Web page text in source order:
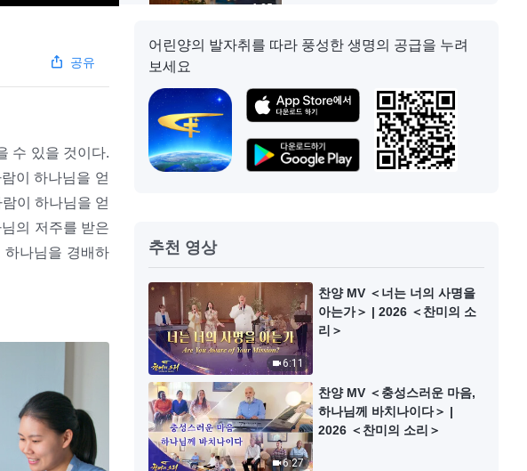
6:35
4:23
찬양 MV ＜피조물은 마땅히 하나
찬양 MV ＜하나님의 말씀은 사람
생명의 필요를 공급한다＞
5:20
찬양 MV ＜말세에 하나님은 주로
말씀으로 모든 것을 이룬다＞
찬양 MV ＜예수를 본받으라＞
공유
수 있을 것이다.
이 하나님을 얻
이 하나님을 얻
의 저주를 받은
하나님을 경배하
의 징벌 속에서
리어 하나님이
희 같은 이런 인
받을 수 없을 것
너희가 계속 이
나는 내 사역을
어린양의 발자취를 따라 풍성한 생명의 공급을 누려
보세요
추천 영상
6:11
찬양 MV ＜너는 너의 사명을
아는가＞ | 2026 ＜찬미의 소
리＞
6:27
찬양 MV ＜충성스러운 마음,
하나님께 바치나이다＞ |
2026 ＜찬미의 소리＞